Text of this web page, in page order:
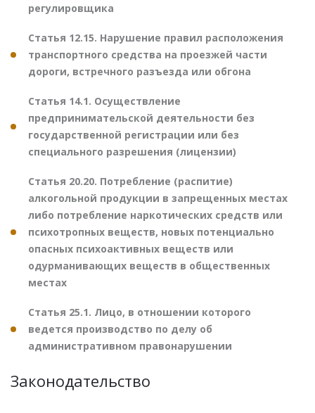
регулировщика
Статья 12.15. Нарушение правил расположения
транспортного средства на проезжей части
дороги, встречного разъезда или обгона
Статья 14.1. Осуществление
предпринимательской деятельности без
государственной регистрации или без
специального разрешения (лицензии)
Статья 20.20. Потребление (распитие)
алкогольной продукции в запрещенных местах
либо потребление наркотических средств или
психотропных веществ, новых потенциально
опасных психоактивных веществ или
одурманивающих веществ в общественных
местах
Статья 25.1. Лицо, в отношении которого
ведется производство по делу об
административном правонарушении
Законодательство